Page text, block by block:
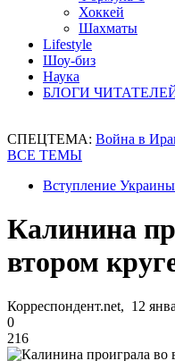
Хоккей
Шахматы
Lifestyle
Шоу-биз
Наука
БЛОГИ
СПЕЦТЕМА: Война в
ВСЕ ТЕМЫ
Вступление
Калинина
втором
Корреспондент.net, 12
0
216